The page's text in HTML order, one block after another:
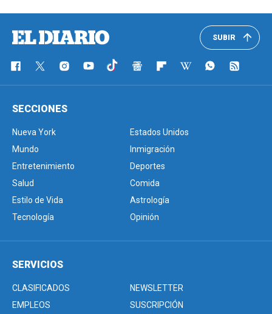
SUBIR
SECCIONES
Nueva York
Estados Unidos
Mundo
Inmigración
Entretenimiento
Deportes
Salud
Comida
Estilo de Vida
Astrología
Tecnología
Opinión
SERVICIOS
CLASIFICADOS
NEWSLETTER
EMPLEOS
SUSCRIPCIÓN